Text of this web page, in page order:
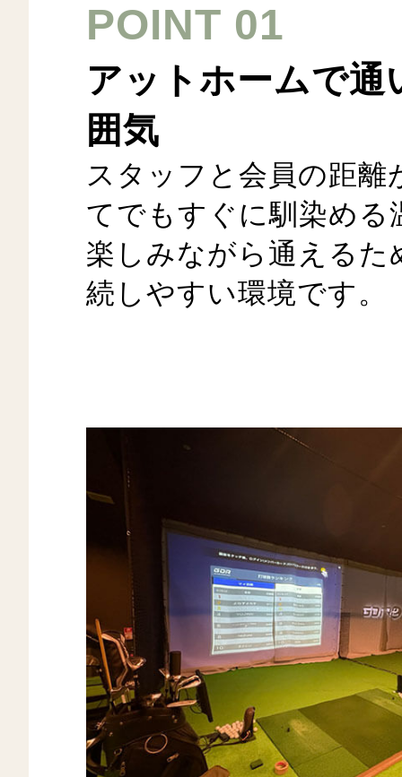
POINT 01
アットホームで通
囲気
スタッフと会員の距離
てでもすぐに馴染める
楽しみながら通えるた
続しやすい環境です。